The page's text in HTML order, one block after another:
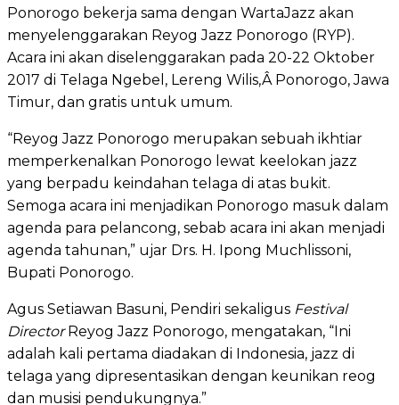
Ponorogo bekerja sama dengan WartaJazz akan
menyelenggarakan Reyog Jazz Ponorogo (RYP).
Acara ini akan diselenggarakan pada 20-22 Oktober
2017 di Telaga Ngebel, Lereng Wilis,Â Ponorogo, Jawa
Timur, dan gratis untuk umum.
“Reyog Jazz Ponorogo merupakan sebuah ikhtiar
memperkenalkan Ponorogo lewat keelokan jazz
yang berpadu keindahan telaga di atas bukit.
Semoga acara ini menjadikan Ponorogo masuk dalam
agenda para pelancong, sebab acara ini akan menjadi
agenda tahunan,” ujar Drs. H. Ipong Muchlissoni,
Bupati Ponorogo.
Agus Setiawan Basuni, Pendiri sekaligus Festival
DirectorReyog Jazz Ponorogo, mengatakan, “Ini
adalah kali pertama diadakan di Indonesia, jazz di
telaga yang dipresentasikan dengan keunikan reog
dan musisi pendukungnya.”